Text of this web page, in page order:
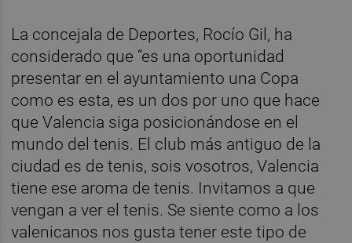
La concejala de Deportes, Rocío Gil, ha
considerado que “es una oportunidad
presentar en el ayuntamiento una Copa
como es esta, es un dos por uno que hace
que Valencia siga posicionándose en el
mundo del tenis. El club más antiguo de la
ciudad es de tenis, sois vosotros, Valencia
tiene ese aroma de tenis. Invitamos a que
vengan a ver el tenis. Se siente como a los
valenicanos nos gusta tener este tipo de